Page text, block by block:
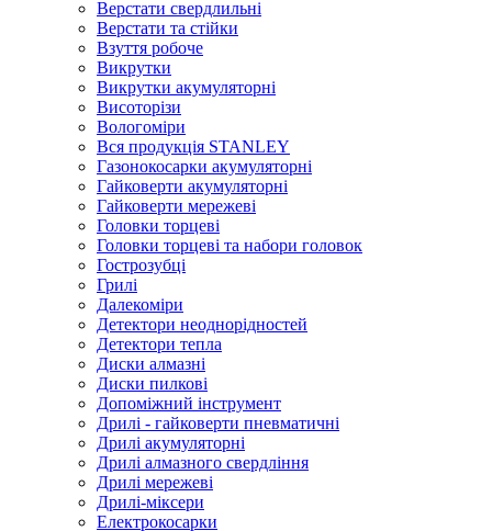
Верстати свердлильні
Верстати та стійки
Взуття робоче
Викрутки
Викрутки акумуляторні
Висоторізи
Вологоміри
Вся продукція STANLEY
Газонокосарки акумуляторні
Гайковерти акумуляторні
Гайковерти мережеві
Головки торцеві
Головки торцеві та набори головок
Гострозубці
Грилі
Далекоміри
Детектори неоднорідностей
Детектори тепла
Диски алмазні
Диски пилкові
Допоміжний інструмент
Дрилі - гайковерти пневматичні
Дрилі акумуляторні
Дрилі алмазного свердління
Дрилі мережеві
Дрилі-міксери
Електрокосарки